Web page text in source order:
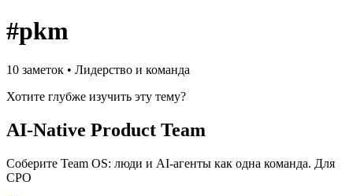
#pkm
10 заметок • Лидерство и команда
Хотите глубже изучить эту тему?
AI-Native Product Team
Соберите Team OS: люди и AI-агенты как одна команда. Для
CPO